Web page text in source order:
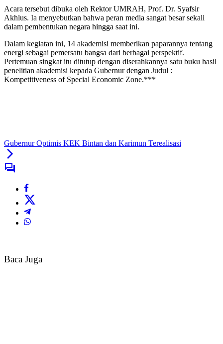
Acara tersebut dibuka oleh Rektor UMRAH, Prof. Dr. Syafsir
Akhlus. Ia menyebutkan bahwa peran media sangat besar sekali
dalam pembentukan negara hingga saat ini.
Dalam kegiatan ini, 14 akademisi memberikan paparannya tentang
energi sebagai pemersatu bangsa dari berbagai perspektif.
Pertemuan singkat itu ditutup dengan diserahkannya satu buku hasil
penelitian akademisi kepada Gubernur dengan Judul :
Kompetitiveness of Special Economic Zone.***
Gubernur Optimis KEK Bintan dan Karimun Terealisasi
Baca Juga